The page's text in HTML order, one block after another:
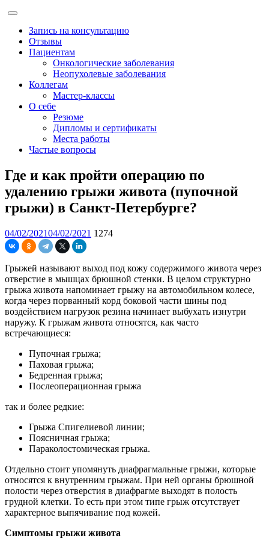
Запись на консультацию
Отзывы
Пациентам
Онкологические заболевания
Неопухолевые заболевания
Коллегам
Мастер-классы
О себе
Резюме
Дипломы и сертификаты
Места работы
Частые вопросы
Где и как пройти операцию по
удалению грыжи живота (пупочной
грыжи) в Санкт-Петербурге?
04/02/202104/02/2021 1274
Грыжей называют выход под кожу содержимого живота через
отверстие в мышцах брюшной стенки. В целом структурно
грыжа живота напоминает грыжу на автомобильном колесе,
когда через порванный корд боковой части шины под
воздействием нагрузок резина начинает выбухать изнутри
наружу. К грыжам живота относятся, как часто
встречающиеся:
Пупочная грыжа;
Паховая грыжа;
Бедренная грыжа;
Послеоперационная грыжа
так и более редкие:
Грыжа Спигелиевой линии;
Поясничная грыжа;
Параколостомическая грыжа.
Отдельно стоит упомянуть диафрагмальные грыжи, которые
относятся к внутренним грыжам. При ней органы брюшной
полости через отверстия в диафрагме выходят в полость
грудной клетки. То есть при этом типе грыж отсутствует
характерное выпячивание под кожей.
Симптомы грыжи живота